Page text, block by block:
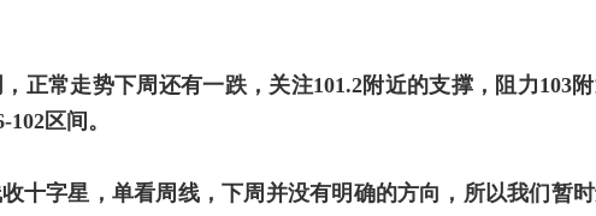
正常走势下周还有一跌，关注101.2附近的支撑，阻力103
区间。
十字星，单看周线，下周并没有明确的方向，所以我们暂